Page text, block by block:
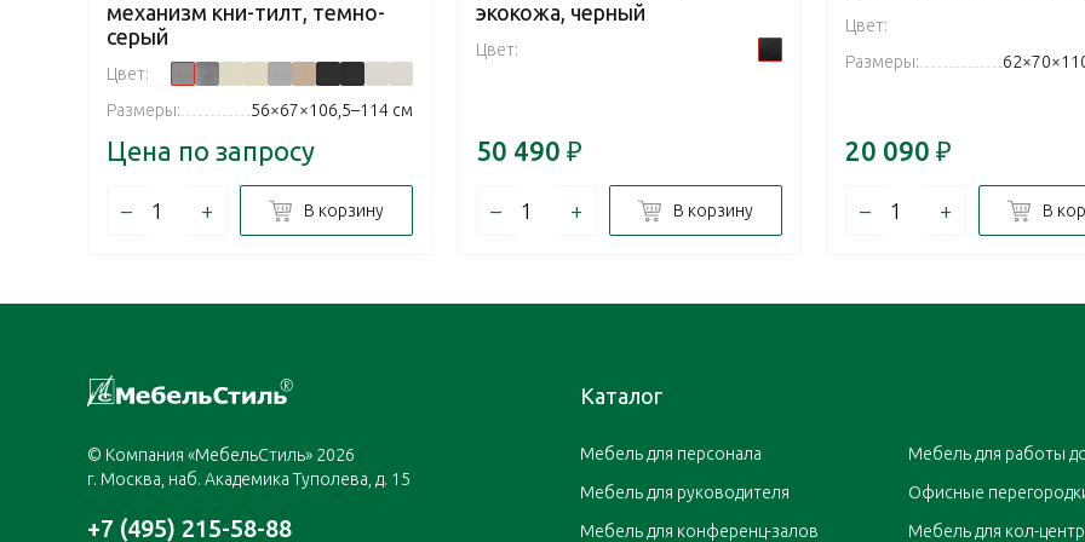
механизм кни-тилт, темно-
серый
Цвет:
Размеры:
56×67×106,5–114 см
Цена по запросу
– + В корзину
экокожа, черный
Цвет:
50 490 ₽
– + В корзину
Цвет:
Размеры:
20 090 ₽
– + В
© Компания «МебельСтиль» 2026
г. Москва, наб. Академика Туполева, д. 15
+7 (495) 215-58-88
Каталог
Мебель для персонала
Мебель для руководителя
Мебель для конференц-залов
Мебель для работы
Офисные
Мебель для кол-